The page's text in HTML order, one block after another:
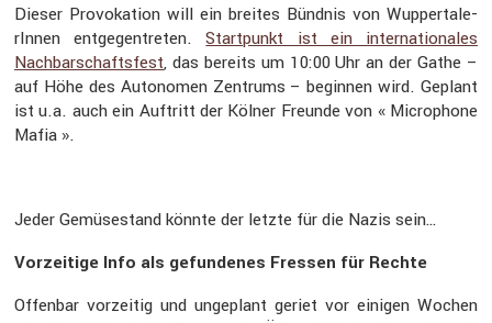
Dieser Provo­ka­tion will ein breites Bündnis von Wupper­ta­le­
rInnen entge­gen­treten.Start­punkt ist ein inter­na­tio­nales
Nachbar­schafts­fest, das bereits um 10:00 Uhr an der Gathe –
auf Höhe des Autonomen Zentrums – beginnen wird. Geplant
ist u.a. auch ein Auftritt der Kölner Freunde von « Micro­phone
Mafia ».
Jeder Gemüse­stand könnte der letzte für die Nazis sein…
Vorzei­tige Info als gefun­denes Fressen für Rechte
Offenbar vorzeitig und ungeplant geriet vor einigen Wochen